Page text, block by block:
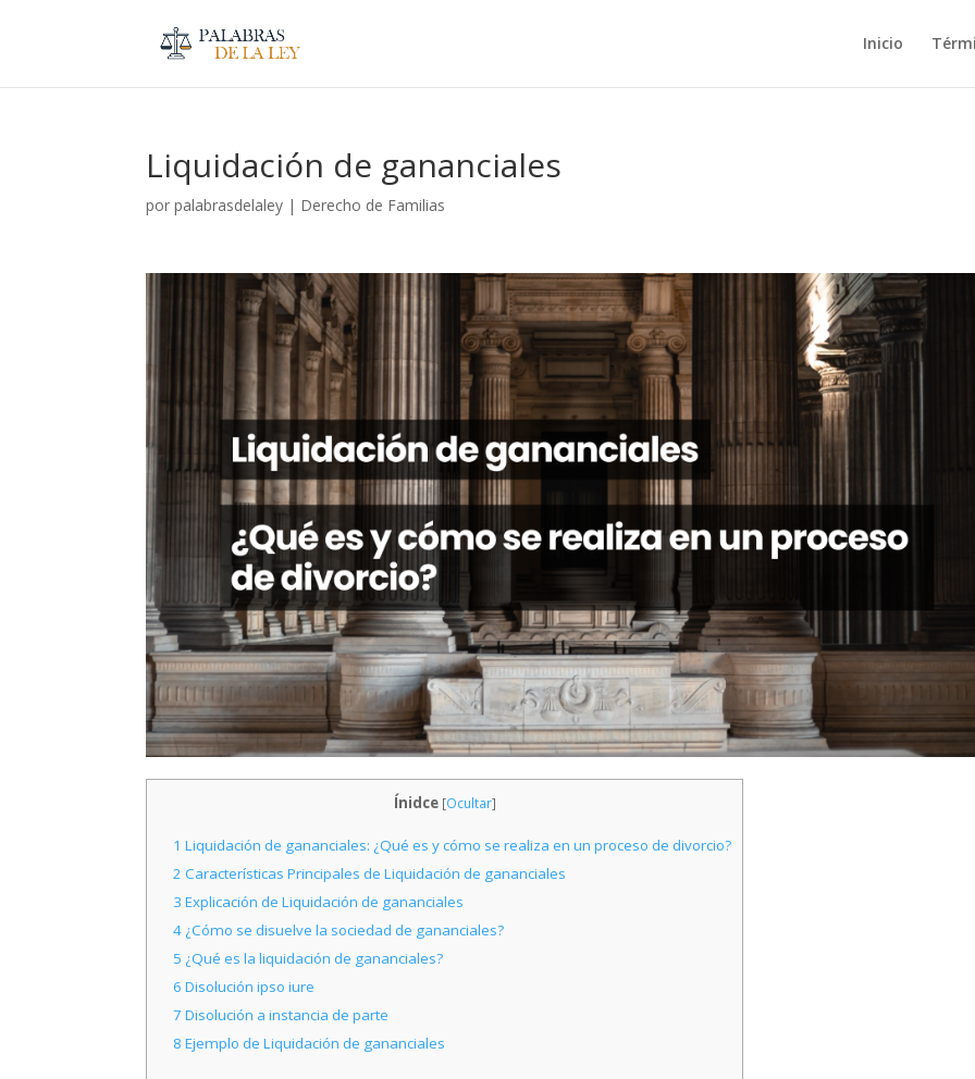
Inicio
Liquidación de gananciales
porpalabrasdelaley | Derecho de Familias
Ínidce [Ocultar]
1 Liquidación de gananciales: ¿Qué es y cómo se realiza en un proceso de divorcio?
2 Características Principales de Liquidación de gananciales
3 Explicación de Liquidación de gananciales
4¿Cómo se disuelve la sociedad de gananciales?
5 ¿Qué es la liquidación de gananciales?
6 Disolución ipso iure
7 Disolución a instancia de parte
8 Ejemplo de Liquidación de gananciales